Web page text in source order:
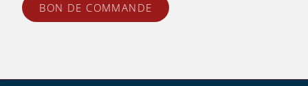
BON DE COMMANDE